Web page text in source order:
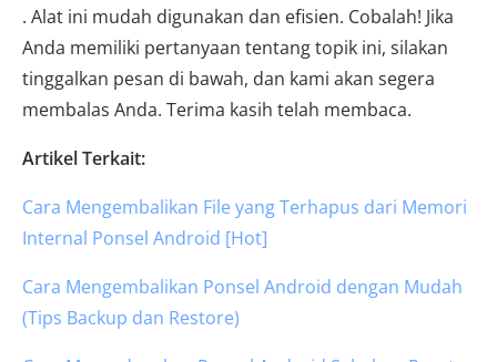
. Alat ini mudah digunakan dan efisien. Cobalah! Jika
Anda memiliki pertanyaan tentang topik ini, silakan
tinggalkan pesan di bawah, dan kami akan segera
membalas Anda. Terima kasih telah membaca.
Artikel Terkait:
Cara Mengembalikan File yang Terhapus dari Memori
Internal Ponsel Android [Hot]
Cara Mengembalikan Ponsel Android dengan Mudah
(Tips Backup dan Restore)